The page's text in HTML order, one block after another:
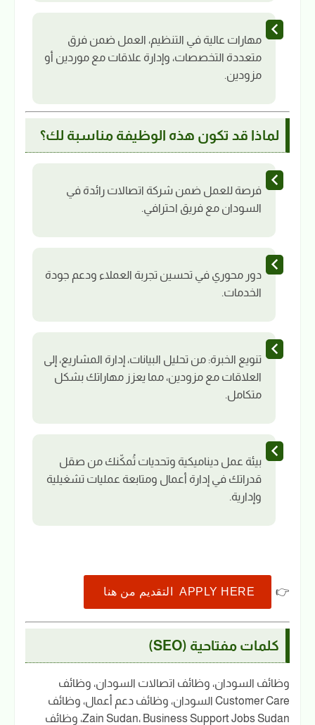
مهارات عالية في التنظيم، العمل ضمن فرق
متعددة التخصصات، وإدارة علاقات مع موردين أو
مزودين.
لماذا قد تكون هذه الوظيفة مناسبة لك؟
فرصة للعمل ضمن شركة اتصالات رائدة في
السودان مع فريق احترافي.
دور محوري في تحسين تجربة العملاء ودعم جودة
الخدمات.
تنويع الخبرة: من تحليل البيانات، إدارة المشاريع، إلى
العلاقات مع مزودين، مما يعزز مهاراتك بشكل
متكامل.
بيئة عمل ديناميكية وتحديات تُمكّنك من صقل
قدراتك في إدارة أعمال ومتابعة عمليات تشغيلية
وإدارية.
👉 APPLY HERE التقديم من هنا
كلمات مفتاحية (SEO)
وظائف السودان، وظائف اتصالات السودان، وظائف
Customer Care السودان، وظائف دعم أعمال، وظائف
Zain Sudan، Business Support Jobs Sudan، وظائف